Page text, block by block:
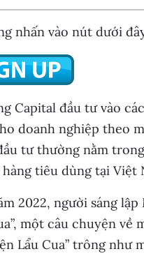
nhấn vào nút dưới
Capital đầu tư vào
doanh nghiệp theo
tư thường nằm
tiêu dùng tại Việt
2022, người sáng
một câu chuyện về
Lẩu Cua” trông như